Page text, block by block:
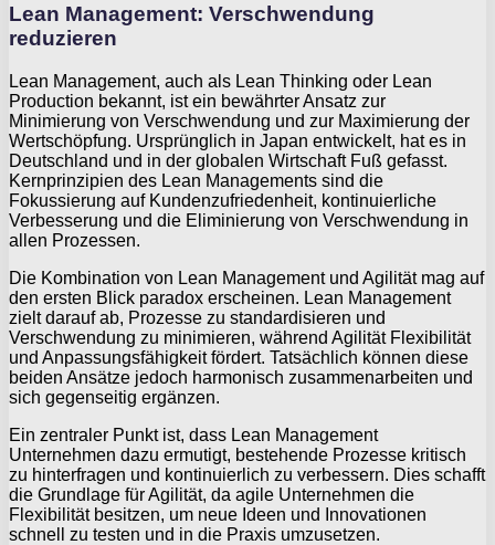
Lean Management: Verschwendung
reduzieren
Lean Management, auch als Lean Thinking oder Lean
Production bekannt, ist ein bewährter Ansatz zur
Minimierung von Verschwendung und zur Maximierung der
Wertschöpfung. Ursprünglich in Japan entwickelt, hat es in
Deutschland und in der globalen Wirtschaft Fuß gefasst.
Kernprinzipien des Lean Managements sind die
Fokussierung auf Kundenzufriedenheit, kontinuierliche
Verbesserung und die Eliminierung von Verschwendung in
allen Prozessen.
Die Kombination von Lean Management und Agilität mag auf
den ersten Blick paradox erscheinen. Lean Management
zielt darauf ab, Prozesse zu standardisieren und
Verschwendung zu minimieren, während Agilität Flexibilität
und Anpassungsfähigkeit fördert. Tatsächlich können diese
beiden Ansätze jedoch harmonisch zusammenarbeiten und
sich gegenseitig ergänzen.
Ein zentraler Punkt ist, dass Lean Management
Unternehmen dazu ermutigt, bestehende Prozesse kritisch
zu hinterfragen und kontinuierlich zu verbessern. Dies schafft
die Grundlage für Agilität, da agile Unternehmen die
Flexibilität besitzen, um neue Ideen und Innovationen
schnell zu testen und in die Praxis umzusetzen.